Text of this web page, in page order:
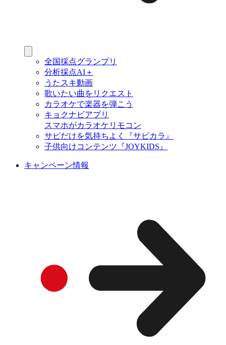
全国採点グランプリ
分析採点AI＋
うたスキ動画
歌いたい曲をリクエスト
カラオケで楽器を弾こう
キョクナビアプリ
スマホがカラオケリモコン
サビだけを気持ちよく『サビカラ』
子供向けコンテンツ『JOYKIDS』
キャンペーン情報